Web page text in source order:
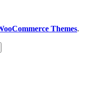
Themes.